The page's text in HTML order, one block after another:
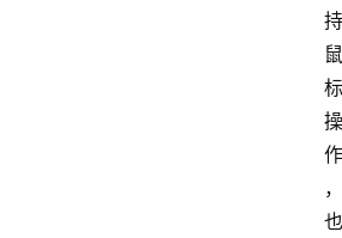
持
鼠
标
操
作
，
也